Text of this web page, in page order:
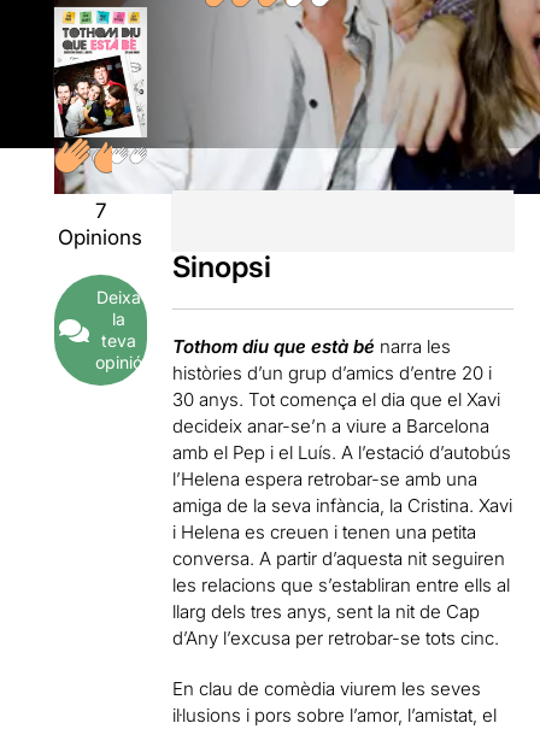
7
Opinions
Deixa
la
teva
opinió
Sinopsi
Tothom diu que està bé narra les
històries d’un grup d’amics d’entre 20 i
30 anys. Tot comença el dia que el Xavi
decideix anar-se’n a viure a Barcelona
amb el Pep i el Luís. A l’estació d’autobús
l’Helena espera retrobar-se amb una
amiga de la seva infància, la Cristina. Xavi
i Helena es creuen i tenen una petita
conversa. A partir d’aquesta nit seguiren
les relacions que s’establiran entre ells al
llarg dels tres anys, sent la nit de Cap
d’Any l’excusa per retrobar-se tots cinc.
En clau de comèdia viurem les seves
il·lusions i pors sobre l’amor, l’amistat, el